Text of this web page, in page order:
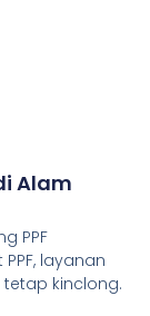
Alam
PPF
layanan
kinclong.